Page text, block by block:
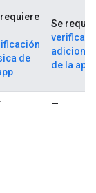
de
Se
adicional
de la app
—